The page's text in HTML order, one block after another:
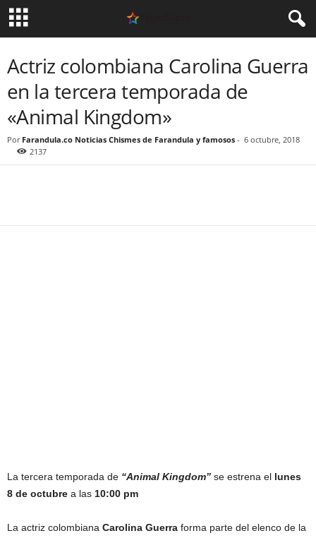
Actriz colombiana Carolina Guerra
en la tercera temporada de
«Animal Kingdom»
Por Farandula.co Noticias Chismes de Farandula y famosos - 6 octubre, 2018
2137
La tercera temporada de “Animal Kingdom” se estrena el lunes
8 de octubre a las 10:00 pm
La actriz colombiana Carolina Guerra forma parte del elenco de la